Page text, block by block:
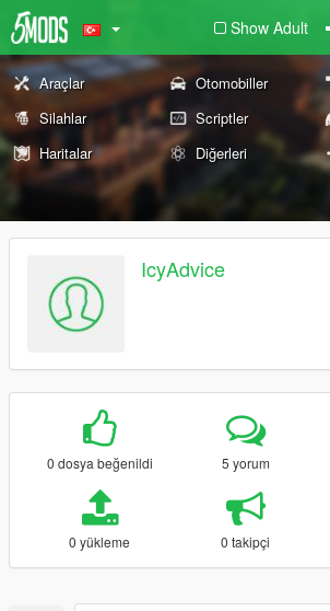
Show Adult
Araçlar Otomobiller
Silahlar
Scriptler
Haritalar
Diğerleri
IcyAdvice
0 dosya beğenildi 5 yorum
0 yükleme 0 takipçi